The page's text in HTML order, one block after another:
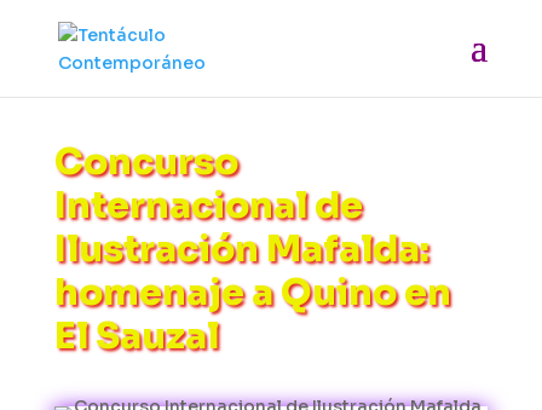
Concurso
Internacional de
Ilustración Mafalda:
homenaje a Quino en
El Sauzal